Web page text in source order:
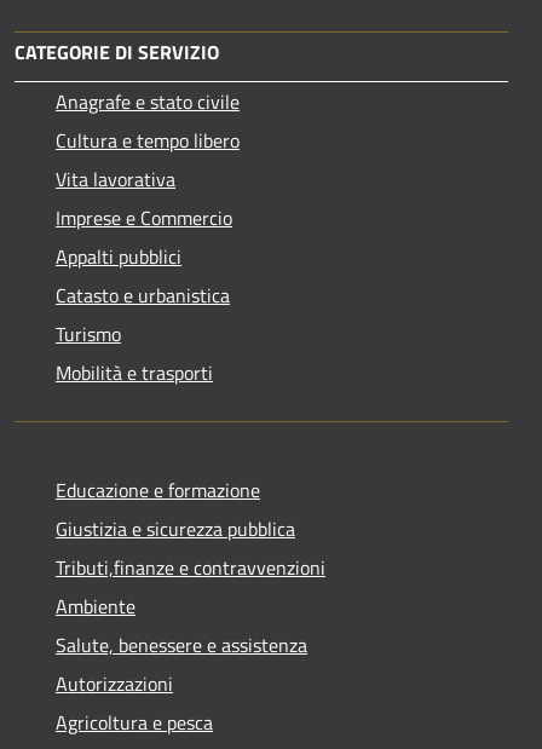
CATEGORIE DI SERVIZIO
Anagrafe e stato civile
Cultura e tempo libero
Vita lavorativa
Imprese e Commercio
Appalti pubblici
Catasto e urbanistica
Turismo
Mobilità e trasporti
Educazione e formazione
Giustizia e sicurezza pubblica
Tributi,finanze e contravvenzioni
Ambiente
Salute, benessere e assistenza
Autorizzazioni
Agricoltura e pesca